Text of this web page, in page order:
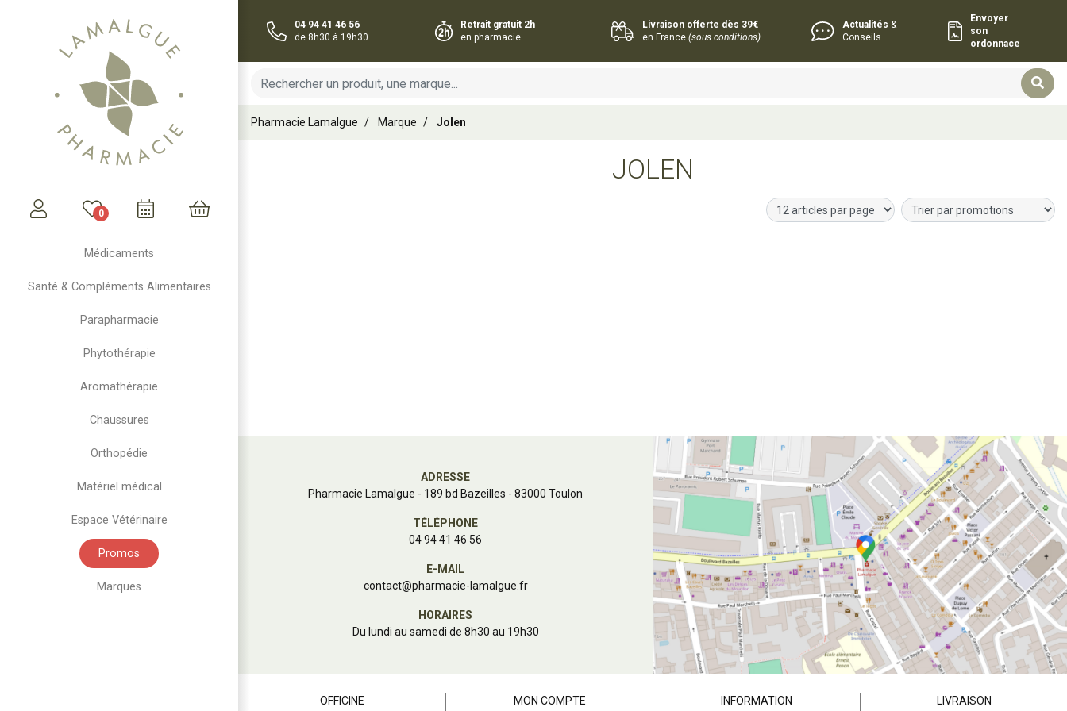
0
Médicaments
Santé & Compléments Alimentaires
Parapharmacie
Phytothérapie
Aromathérapie
Chaussures
Orthopédie
Matériel médical
Espace Vétérinaire
Promos
Marques
04 94 41 46 56
de 8h30 à 19h30
Retrait gratuit 2h
en pharmacie
Livraison offerte dès 39€
en France(sous conditions)
Actualités &
Conseils
Envoyer
son
ordonnace
Pharmacie Lamalgue Marque Jolen
JOLEN
ADRESSE
Pharmacie Lamalgue - 189 bd Bazeilles - 83000 Toulon
TÉLÉPHONE
04 94 41 46 56
E-MAIL
contact@pharmacie-lamalgue.fr
HORAIRES
Du lundi au samedi de 8h30 au 19h30
OFFICINE MON COMPTE INFORMATION LIVRAISON